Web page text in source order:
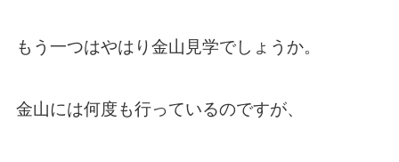
もう一つはやはり金山見学でしょうか。
金山には何度も行っているのですが、